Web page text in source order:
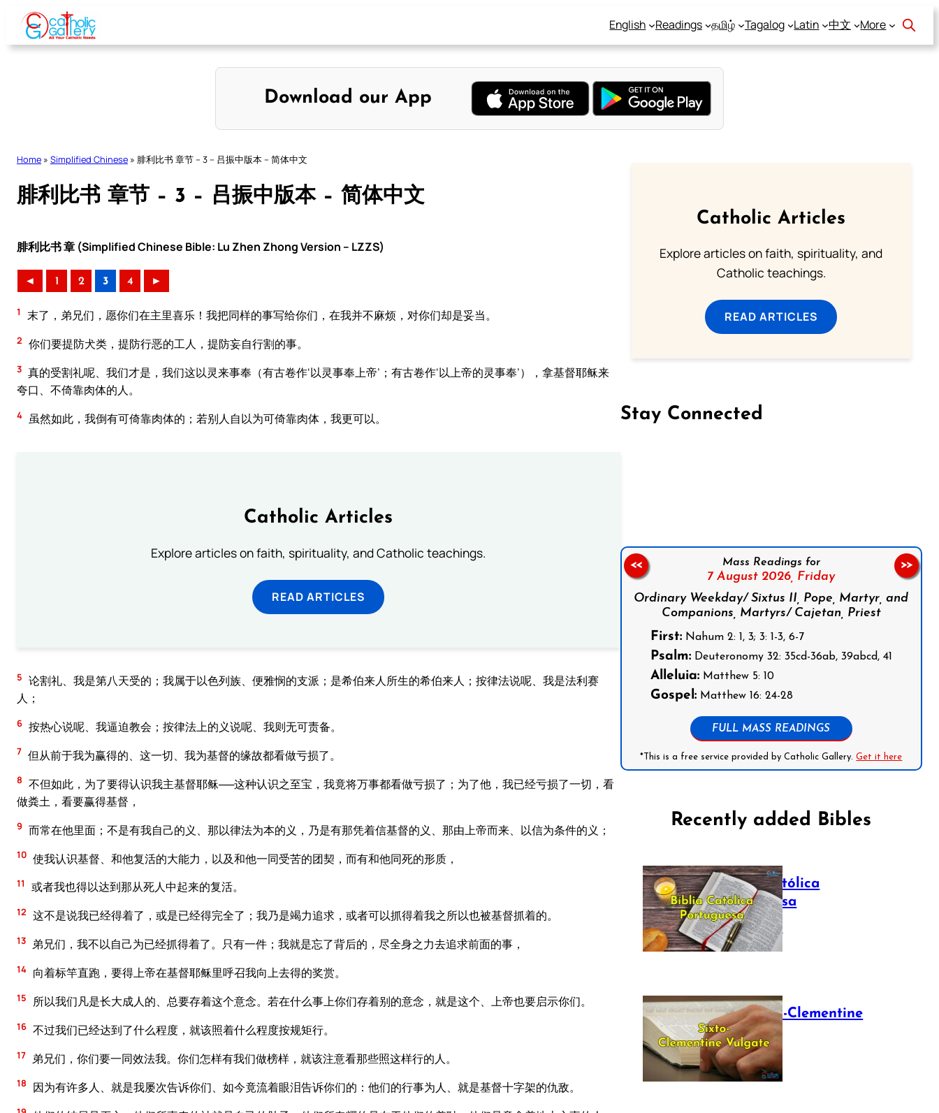
Skip
content
English Readings தமிழ் Tagalog Latin 中文 More
Download our App
Home » Simplified Chinese » 腓利比书 章节 – 3 – 吕振中版本 – 简体中文
腓利比书 章节 – 3 – 吕振中版本 – 简体中文
腓利比书 章 (Simplified Chinese Bible: Lu Zhen Zhong Version – LZZS)
◄ 1 2 3 4 ►
1 末了，弟兄们，愿你们在主里喜乐！我把同样的事写给你们，在我并不麻烦，对你们却是妥当。
2 你们要提防犬类，提防行恶的工人，提防妄自行割的事。
3 真的受割礼呢、我们才是，我们这以灵来事奉（有古卷作‘以灵事奉上帝’；有古卷作‘以上帝的灵事奉’），拿基督耶稣来
夸口、不倚靠肉体的人。
4 虽然如此，我倒有可倚靠肉体的；若别人自以为可倚靠肉体，我更可以。
Catholic Articles
Explore articles on faith, spirituality, and Catholic teachings.
READ ARTICLES
5 论割礼、我是第八天受的；我属于以色列族、便雅悯的支派；是希伯来人所生的希伯来人；按律法说呢、我是法利赛
人；
6 按热心说呢、我逼迫教会；按律法上的义说呢、我则无可责备。
7 但从前于我为赢得的、这一切、我为基督的缘故都看做亏损了。
8 不但如此，为了要得认识我主基督耶稣──这种认识之至宝，我竟将万事都看做亏损了；为了他，我已经亏损了一切，看
做粪土，看要赢得基督，
9 而常在他里面；不是有我自己的义、那以律法为本的义，乃是有那凭着信基督的义、那由上帝而来、以信为条件的义；
10 使我认识基督、和他复活的大能力，以及和他一同受苦的团契，而有和他同死的形质，
11 或者我也得以达到那从死人中起来的复活。
12 这不是说我已经得着了，或是已经得完全了；我乃是竭力追求，或者可以抓得着我之所以也被基督抓着的。
13 弟兄们，我不以自己为已经抓得着了。只有一件；我就是忘了背后的，尽全身之力去追求前面的事，
14 向着标竿直跑，要得上帝在基督耶稣里呼召我向上去得的奖赏。
15 所以我们凡是长大成人的、总要存着这个意念。若在什么事上你们存着别的意念，就是这个、上帝也要启示你们。
16 不过我们已经达到了什么程度，就该照着什么程度按规矩行。
17 弟兄们，你们要一同效法我。你们怎样有我们做榜样，就该注意看那些照这样行的人。
18 因为有许多人、就是我屡次告诉你们、如今竟流着眼泪告诉你们的：他们的行事为人、就是基督十字架的仇敌。
Catholic Articles
Explore articles on faith, spirituality, and
Catholic teachings.
READ ARTICLES
Stay Connected
Mass Readings for
7 August 2026, Friday
Ordinary Weekday/ Sixtus II, Pope, Martyr, and
Companions, Martyrs/ Cajetan, Priest
First:Nahum 2: 1, 3; 3: 1-3, 6-7
Psalm:Deuteronomy 32: 35cd-36ab, 39abcd, 41
Alleluia:Matthew 5: 10
Gospel:Matthew 16: 24-28
FULL MASS READINGS
*This is a free service provided by Catholic Gallery.Get it here
<< >>
Recently added Bibles
Bíblia Católica
Portuguesa
July 16, 2025
The Sixto-Clementine
Vulgate
July 12, 2025